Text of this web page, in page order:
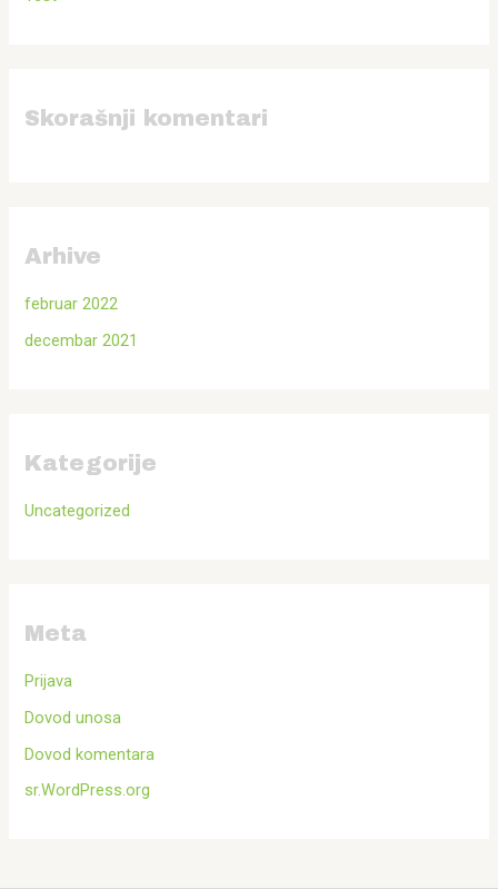
a
Skorašnji komentari
Arhive
februar 2022
decembar 2021
Kategorije
Uncategorized
Meta
Prijava
Dovod unosa
Dovod komentara
sr.WordPress.org